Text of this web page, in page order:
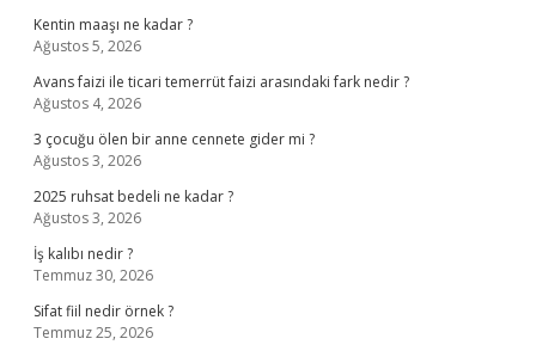
Kentin maaşı ne kadar ?
Ağustos 5, 2026
Avans faizi ile ticari temerrüt faizi arasındaki fark nedir ?
Ağustos 4, 2026
3 çocuğu ölen bir anne cennete gider mi ?
Ağustos 3, 2026
2025 ruhsat bedeli ne kadar ?
Ağustos 3, 2026
İş kalıbı nedir ?
Temmuz 30, 2026
Sifat fiil nedir örnek ?
Temmuz 25, 2026